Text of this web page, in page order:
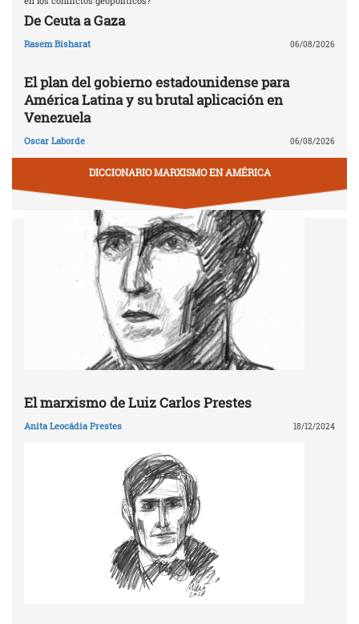
De Ceuta a Gaza
Rasem Bisharat 06/08/2026
El plan del gobierno estadounidense para
América Latina y su brutal aplicación en
Venezuela
Oscar Laborde 06/08/2026
DICCIONARIO MARXISMO EN AMÉRICA
El marxismo de Luiz Carlos Prestes
Anita Leocádia Prestes 18/12/2024